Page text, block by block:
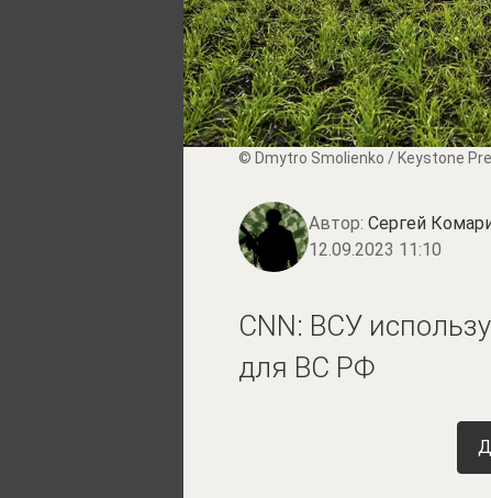
© Dmytro Smolienko / Keystone
Автор: Сергей
12.09.2023 11:10
CNN: ВСУ
для ВС РФ